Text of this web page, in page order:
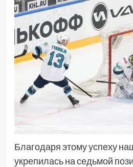
Благодаря этому успеху
укрепилась на седьмой